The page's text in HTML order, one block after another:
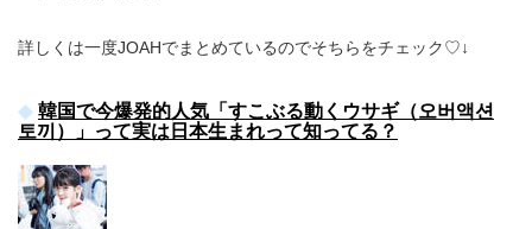
詳しくは一度JOAHでまとめているのでそちらをチェック♡↓
韓国で今爆発的人気「すこぶる動くウサギ（오버액션
토끼）」って実は日本生まれって知ってる？